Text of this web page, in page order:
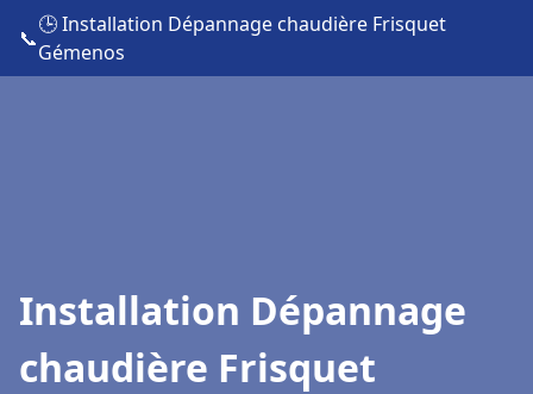
📞
🕒 Installation Dépannage chaudière Frisquet
Gémenos
Installation Dépannage
chaudière Frisquet